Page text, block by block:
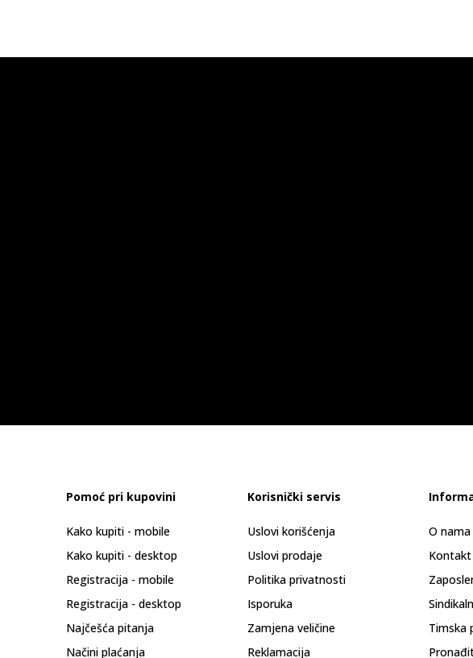
Pomoć pri kupovini
Kako kupiti - mobile
Kako kupiti - desktop
Registracija - mobile
Registracija - desktop
Najčešća pitanja
Načini plaćanja
Korisnički servis
Uslovi korišćenja
Uslovi prodaje
Politika privatnosti
Isporuka
Zamjena veličine
Reklamacija
O nama
Kontakt
Timska